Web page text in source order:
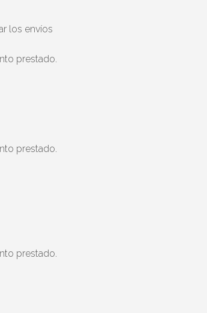
los envíos
prestado.
prestado.
prestado.